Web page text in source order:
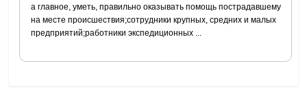
а главное, уметь, правильно оказывать помощь пострадавшему
на месте происшествия;сотрудники крупных, средних и малых
предприятий;работники экспедиционных ...